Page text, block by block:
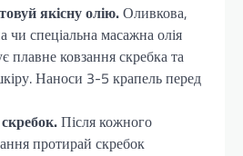
якісну олію.Оливкова,
чи спеціальна масажна олія
плавне ковзання скребка та
Наноси 3-5 крапель перед
Після кожного
протирай скребок